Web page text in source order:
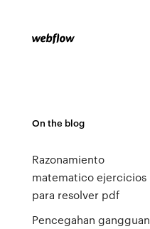
On the blog
Razonamiento
matematico ejercicios
para resolver pdf
Pencegahan gangguan